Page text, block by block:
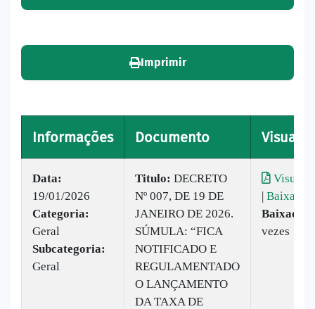
Imprimir
Informações Documento
Data:
19/01/2026
Categoria:
Geral
Subcategoria:
Geral
Titulo: DECRETO
Nº 007, DE 19 DE
JANEIRO DE 2026.
SÚMULA: “FICA
NOTIFICADO E
REGULAMENTADO
O LANÇAMENTO
DA TAXA DE
| Baixar
Baixado:
vezes